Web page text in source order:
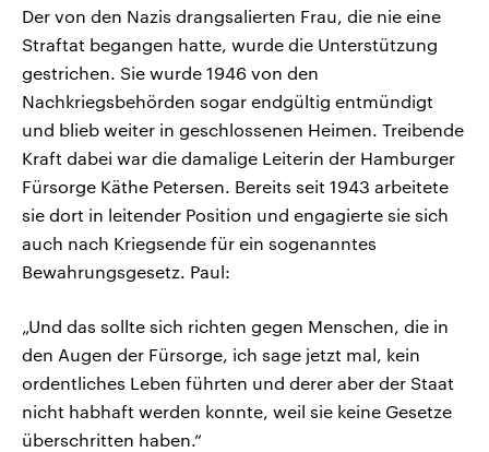
Der von den Nazis drangsalierten Frau, die nie eine
Straftat begangen hatte, wurde die Unterstützung
gestrichen. Sie wurde 1946 von den
Nachkriegsbehörden sogar endgültig entmündigt
und blieb weiter in geschlossenen Heimen. Treibende
Kraft dabei war die damalige Leiterin der Hamburger
Fürsorge Käthe Petersen. Bereits seit 1943 arbeitete
sie dort in leitender Position und engagierte sie sich
auch nach Kriegsende für ein sogenanntes
Bewahrungsgesetz. Paul:
„Und das sollte sich richten gegen Menschen, die in
den Augen der Fürsorge, ich sage jetzt mal, kein
ordentliches Leben führten und derer aber der Staat
nicht habhaft werden konnte, weil sie keine Gesetze
überschritten haben.“